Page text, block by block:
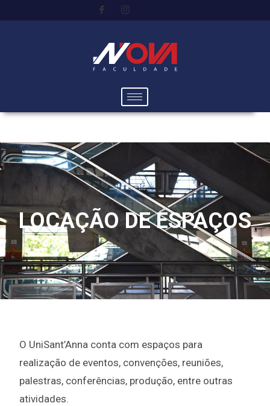
LOCAÇÃO DE ESPAÇOS
O UniSant’Anna conta com espaços para
realização de eventos, convenções, reuniões,
palestras, conferências, produção, entre outras
atividades.